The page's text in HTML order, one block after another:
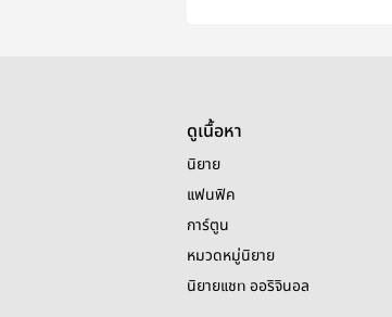
ดูเนื้อหา
นิยาย
แฟนฟิค
การ์ตูน
หมวดหมู่นิยาย
นิยายแชท ออริจินอล